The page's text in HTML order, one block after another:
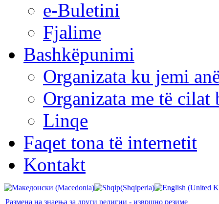
e-Buletini
Fjalime
Bashkëpunimi
Organizata ku jemi
Organizata me të cilat
Linqe
Faqet tona të internetit
Kontakt
Размена на знаења за други религии - извршно резиме